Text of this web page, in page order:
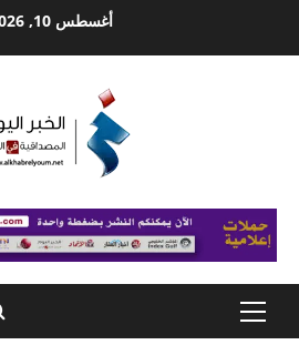
أغسطس 10, 2026
Primary